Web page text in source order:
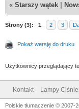
« Starszy wątek
Strony (3): 1 2 3
Pokaż wersję do druku
Użytkownicy przeglądający
Kontakt Lampy
Polskie tłumaczenie © 2007-